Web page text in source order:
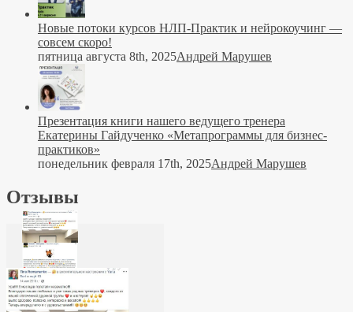
Новые потоки курсов НЛП-Практик и нейрокоучинг —
совсем скоро!
пятница августа 8th, 2025Андрей Марушев
Презентация книги нашего ведущего тренера
Екатерины Гайдученко «Метапрограммы для бизнес-
практиков»
понедельник февраля 17th, 2025Андрей Марушев
Отзывы